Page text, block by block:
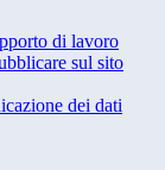
di lavoro
sul sito
dei dati